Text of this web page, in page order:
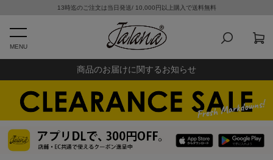
13時迄のご注文は当日発送/ 10,000円以上購入で送料無料
MENU
商品のお届けに関するお知らせ